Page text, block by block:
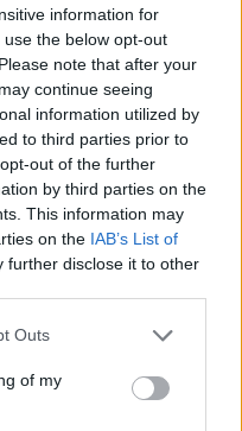
information for
the below opt-out
note that after your
continue seeing
information utilized by
to third parties prior to
out of the further
by third parties on the
This information may
on the IAB’s List of
further disclose it to other
one or more Google
You may click to
its third-party tags to
Outs
of my
ILYEN ALACSONY AZ
emelkedtek éves
az élelmiszerek ára